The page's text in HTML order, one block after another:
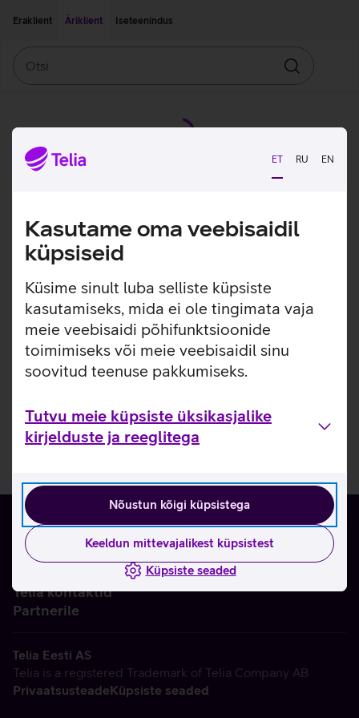
ET RU EN
Kasutame oma veebisaidil
küpsiseid
Küsime sinult luba selliste küpsiste
kasutamiseks, mida ei ole tingimata vaja
meie veebisaidi põhifunktsioonide
toimimiseks või meie veebisaidil sinu
soovitud teenuse pakkumiseks.
Tutvu meie küpsiste üksikasjalike
kirjelduste ja reeglitega
Nõustun kõigi küpsistega
Keeldun mittevajalikest küpsistest
Küpsiste seaded
Eraklient
Äriklient Iseteenindus
Otsin
Telia kontaktid
Partnerile
Telia Eesti AS
Telia is a registered Trademark of Telia Company AB
PrivaatsusteadeKüpsiste seaded